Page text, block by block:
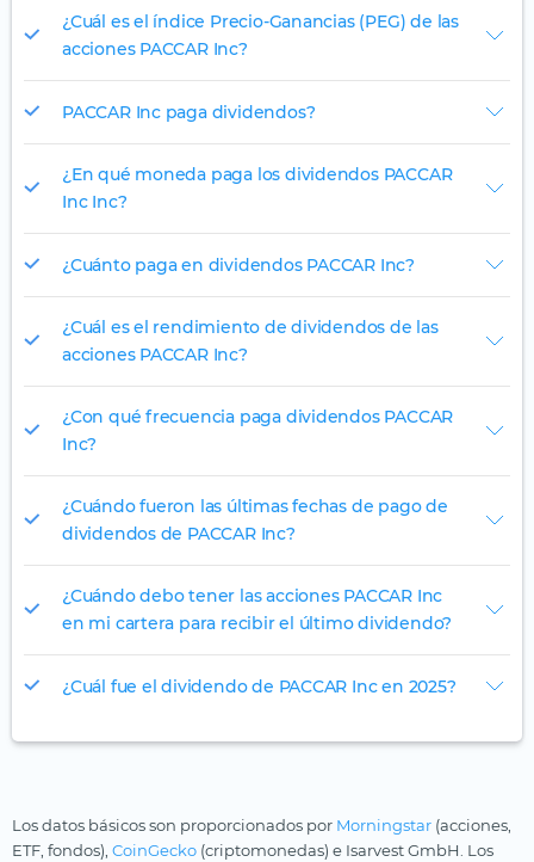
¿Cuál es el índice Precio-Ganancias (PEG) de las
acciones PACCAR Inc?
PACCAR Inc paga dividendos?
¿En qué moneda paga los dividendos PACCAR
Inc Inc?
¿Cuánto paga en dividendos PACCAR Inc?
¿Cuál es el rendimiento de dividendos de las
acciones PACCAR Inc?
¿Con qué frecuencia paga dividendos PACCAR
Inc?
¿Cuándo fueron las últimas fechas de pago de
dividendos de PACCAR Inc?
¿Cuándo debo tener las acciones PACCAR Inc
en mi cartera para recibir el último dividendo?
¿Cuál fue el dividendo de PACCAR Inc en 2025?
Los datos básicos son proporcionados por Morningstar (acciones,
ETF, fondos), CoinGecko (criptomonedas) e Isarvest GmbH. Los